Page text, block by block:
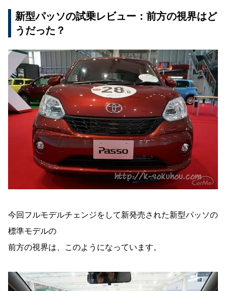
新型パッソの試乗レビュー：前方の視界はど
うだった？
今回フルモデルチェンジをして新発売された新型パッソの
標準モデルの
前方の視界は、このようになっています。